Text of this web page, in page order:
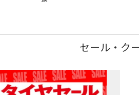
セール・ク